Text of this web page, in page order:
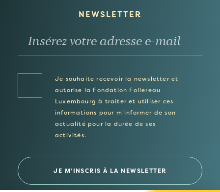
NEWSLETTER
Je souhaite recevoir la newsletter et
autorise la Fondation Follereau
Luxembourg à traiter et utiliser ces
informations pour m’informer de son
actualité pour la durée de ses
activités.